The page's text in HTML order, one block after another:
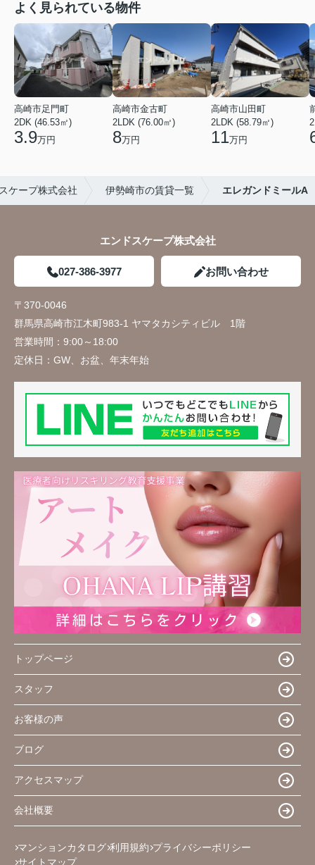
よく見られている物件
高崎市足門町
2DK (46.53㎡)
3.9万円
高崎市金古町
2LDK (76.00㎡)
8万円
高崎市山田町
2LDK (58.79㎡)
11万円
ケープ株式会社 伊勢崎市の賃貸一覧 エレガンドミールA
エンドスケープ株式会社
027-386-3977 お問い合わせ
〒370-0046
群馬県高崎市江木町983-1 ヤマタカシティビル 1階
営業時間： 9:00～18:00
定休日： GW、お盆、年末年始
トップページ
スタッフ
お客様の声
ブログ
アクセスマップ
会社概要
マンションカタログ 利用規約 プライバシーポリシー
サイトマップ